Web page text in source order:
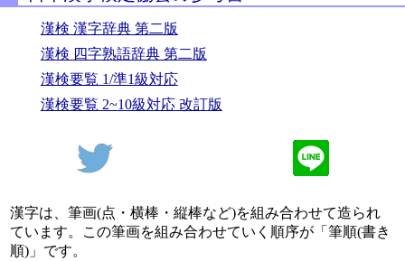
漢検 漢字辞典 第二版
漢検 四字熟語辞典 第二版
漢検要覧 1/準1級対応
漢検要覧 2~10級対応 改訂版
漢字は、筆画(点・横棒・縦棒など)を組み合わせて造られ
ています。この筆画を組み合わせていく順序が「筆順(書き
順)」です。